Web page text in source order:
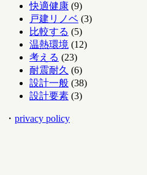
快適健康 (9)
戸建リノベ (3)
比較する (5)
温熱環境 (12)
考える (23)
耐震耐久 (6)
設計一般 (38)
設計要素 (3)
・ privacy policy